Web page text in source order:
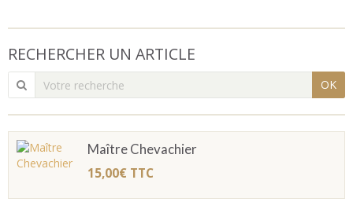
RECHERCHER UN ARTICLE
OK
Maître Chevachier
15,00€ TTC